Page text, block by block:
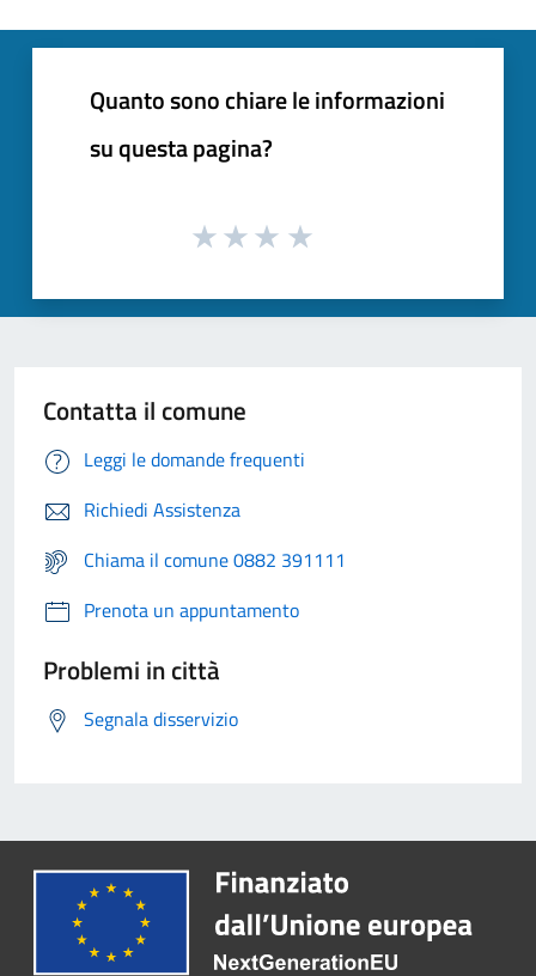
Quanto sono chiare le informazioni
su questa pagina?
Contatta il comune
Leggi le domande frequenti
Richiedi Assistenza
Chiama il comune 0882 391111
Prenota un appuntamento
Problemi in città
Segnala disservizio